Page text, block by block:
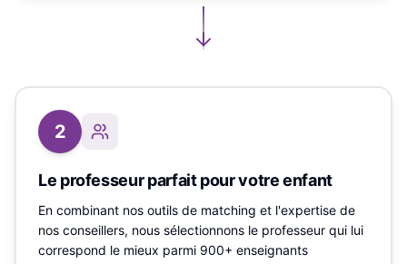
2
Le professeur parfait pour votre enfant
En combinant nos outils de matching et l'expertise de
nos conseillers, nous sélectionnons le professeur qui lui
correspond le mieux parmi 900+ enseignants